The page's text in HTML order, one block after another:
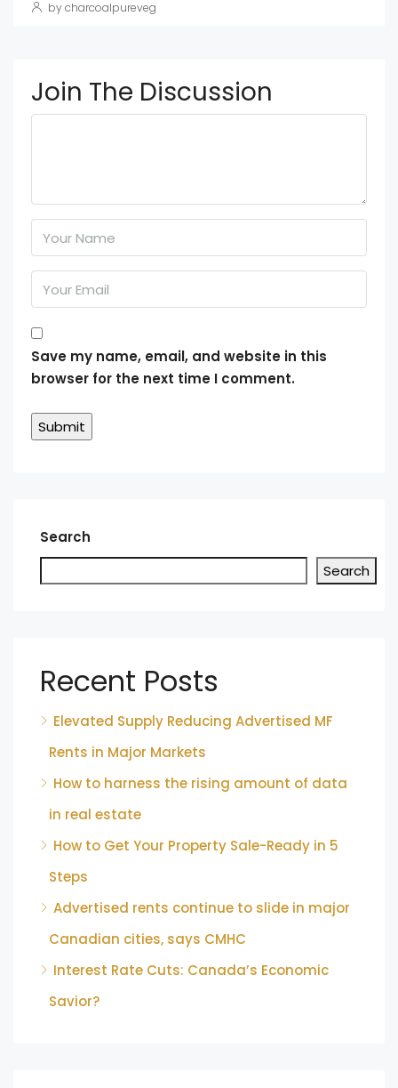
by charcoalpureveg
Join The Discussion
Save my name, email, and website in this
browser for the next time I comment.
Search
Search
Recent Posts
Elevated Supply Reducing Advertised MF
Rents in Major Markets
How to harness the rising amount of data
in real estate
How to Get Your Property Sale-Ready in 5
Steps
Advertised rents continue to slide in major
Canadian cities, says CMHC
Interest Rate Cuts: Canada’s Economic
Savior?